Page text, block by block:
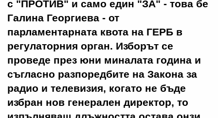
с "ПРОТИВ" и само един "ЗА" - това бе
Галина Георгиева - от
парламентарната квота на ГЕРБ в
регулаторния орган. Изборът се
проведе през юни миналата година и
съгласно разпоредбите на Закона за
радио и телевизия, когато не бъде
избран нов генерален директор, то